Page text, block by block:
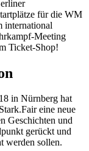
für die WM
international
Meeting
Ticket-Shop!
in Nürnberg hat
eine neue
Geschichten und
gerückt und
werden sollen.